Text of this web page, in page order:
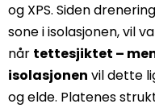
og XPS. Siden
sone i isolasjonen, vil
når tettesjiktet –
isolasjonen vil dette
og elde. Platenes